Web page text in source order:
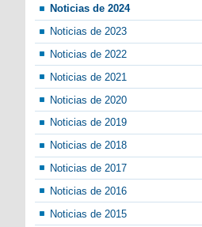
Noticias de 2024
Noticias de 2023
Noticias de 2022
Noticias de 2021
Noticias de 2020
Noticias de 2019
Noticias de 2018
Noticias de 2017
Noticias de 2016
Noticias de 2015